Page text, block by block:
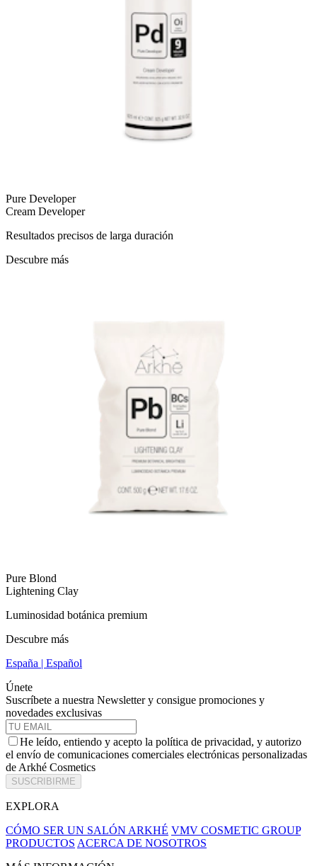
Pure Developer
Cream Developer
Resultados precisos de larga duración
Descubre más
Pure Blond
Lightening Clay
Luminosidad botánica premium
Descubre más
España | Español
Únete
Suscríbete a nuestra Newsletter y consigue promociones y
novedades exclusivas
He leído, entiendo y acepto la política de privacidad, y autorizo
el envío de comunicaciones comerciales electrónicas personalizadas
de Arkhé Cosmetics
SUSCRIBIRME
EXPLORA
CÓMO SER UN SALÓN ARKHÉ VMV COSMETIC GROUP
PRODUCTOS ACERCA DE NOSOTROS